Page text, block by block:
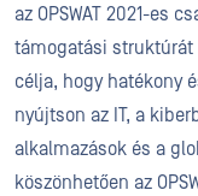
az OPSWAT 2021-es
támogatási struktúrát
célja, hogy hatékony
nyújtson az IT, a
alkalmazások és a
köszönhetően az